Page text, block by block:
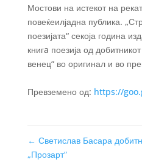
Мостови на истекот на
повеќеилјадна публика.
поезијата“ секоја година
книгa поезија од
венец“ во оригинал и во
Превземено од: https://
← Светислав Басара
„Прозарт“